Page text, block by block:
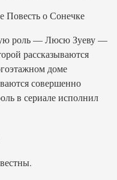
роль — Люсю Зуеву —
рассказываются
доме
совершенно
в сериале исполнил